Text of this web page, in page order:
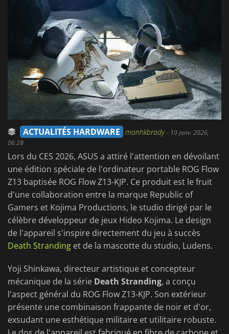
SE CONNECTER OU S'INSCRIRE
ACTUALITÉS HARDWARE manhkbrady- 10 janv. 2026,
06:28
Lors du CES 2026, ASUS a attiré l'attention en dévoilant
une édition spéciale de l'ordinateur portable ROG Flow
Z13 baptisée ROG Flow Z13-KJP. Ce produit est le fruit
d'une collaboration entre la marque Republic of
Gamers et Kojima Productions, le studio dirigé par le
célèbre développeur de jeux Hideo Kojima. Le design
de l'appareil s'inspire directement du jeu à succès
Death Stranding et de la mascotte du studio, Ludens.
Yoji Shinkawa, directeur artistique et concepteur
mécanique de la série Death Stranding, a conçu
l'aspect général du ROG Flow Z13-KJP. Son extérieur
présente une combinaison frappante de noir et d'or,
exsudant une esthétique militaire et utilitaire robuste.